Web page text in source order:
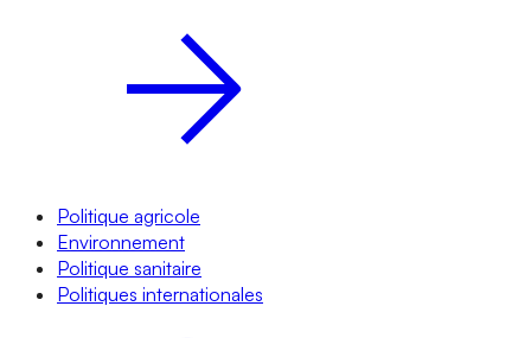
Politique agricole
Environnement
Politique sanitaire
Politiques internationales